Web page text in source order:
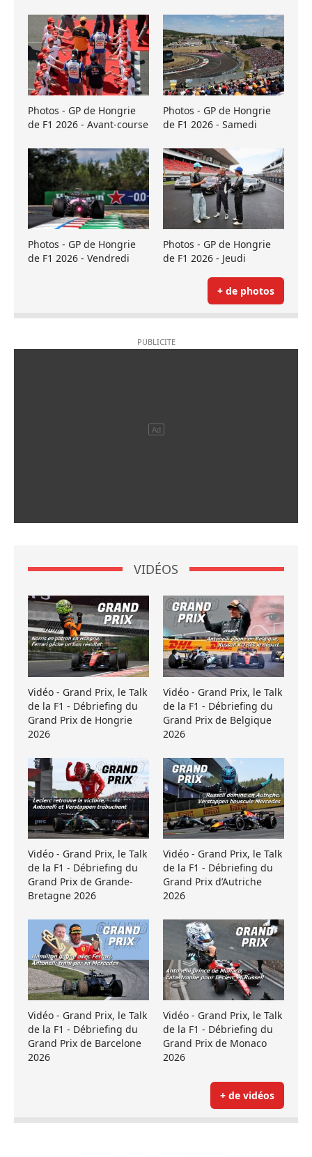
Photos - GP de Hongrie
de F1 2026 - Avant-course
Photos - GP de Hongrie
de F1 2026 - Samedi
Photos - GP de Hongrie
de F1 2026 - Vendredi
Photos - GP de Hongrie
de F1 2026 - Jeudi
+ de photos
VIDÉOS
Vidéo - Grand Prix, le Talk
de la F1 - Débriefing du
Grand Prix de Hongrie
2026
Vidéo - Grand Prix, le Talk
de la F1 - Débriefing du
Grand Prix de Belgique
2026
Vidéo - Grand Prix, le Talk
de la F1 - Débriefing du
Grand Prix de Grande-
Bretagne 2026
Vidéo - Grand Prix, le Talk
de la F1 - Débriefing du
Grand Prix d’Autriche
2026
Vidéo - Grand Prix, le Talk
de la F1 - Débriefing du
Grand Prix de Barcelone
2026
Vidéo - Grand Prix, le Talk
de la F1 - Débriefing du
Grand Prix de Monaco
2026
+ de vidéos